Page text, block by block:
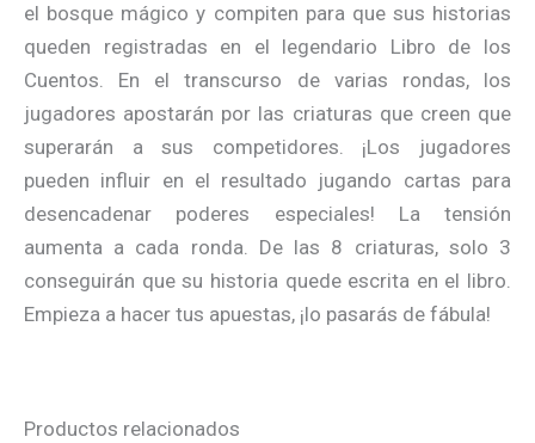
el bosque mágico y compiten para que sus historias
queden registradas en el legendario Libro de los
Cuentos. En el transcurso de varias rondas, los
jugadores apostarán por las criaturas que creen que
superarán a sus competidores. ¡Los jugadores
pueden influir en el resultado jugando cartas para
desencadenar poderes especiales! La tensión
aumenta a cada ronda. De las 8 criaturas, solo 3
conseguirán que su historia quede escrita en el libro.
Empieza a hacer tus apuestas, ¡lo pasarás de fábula!
Productos relacionados